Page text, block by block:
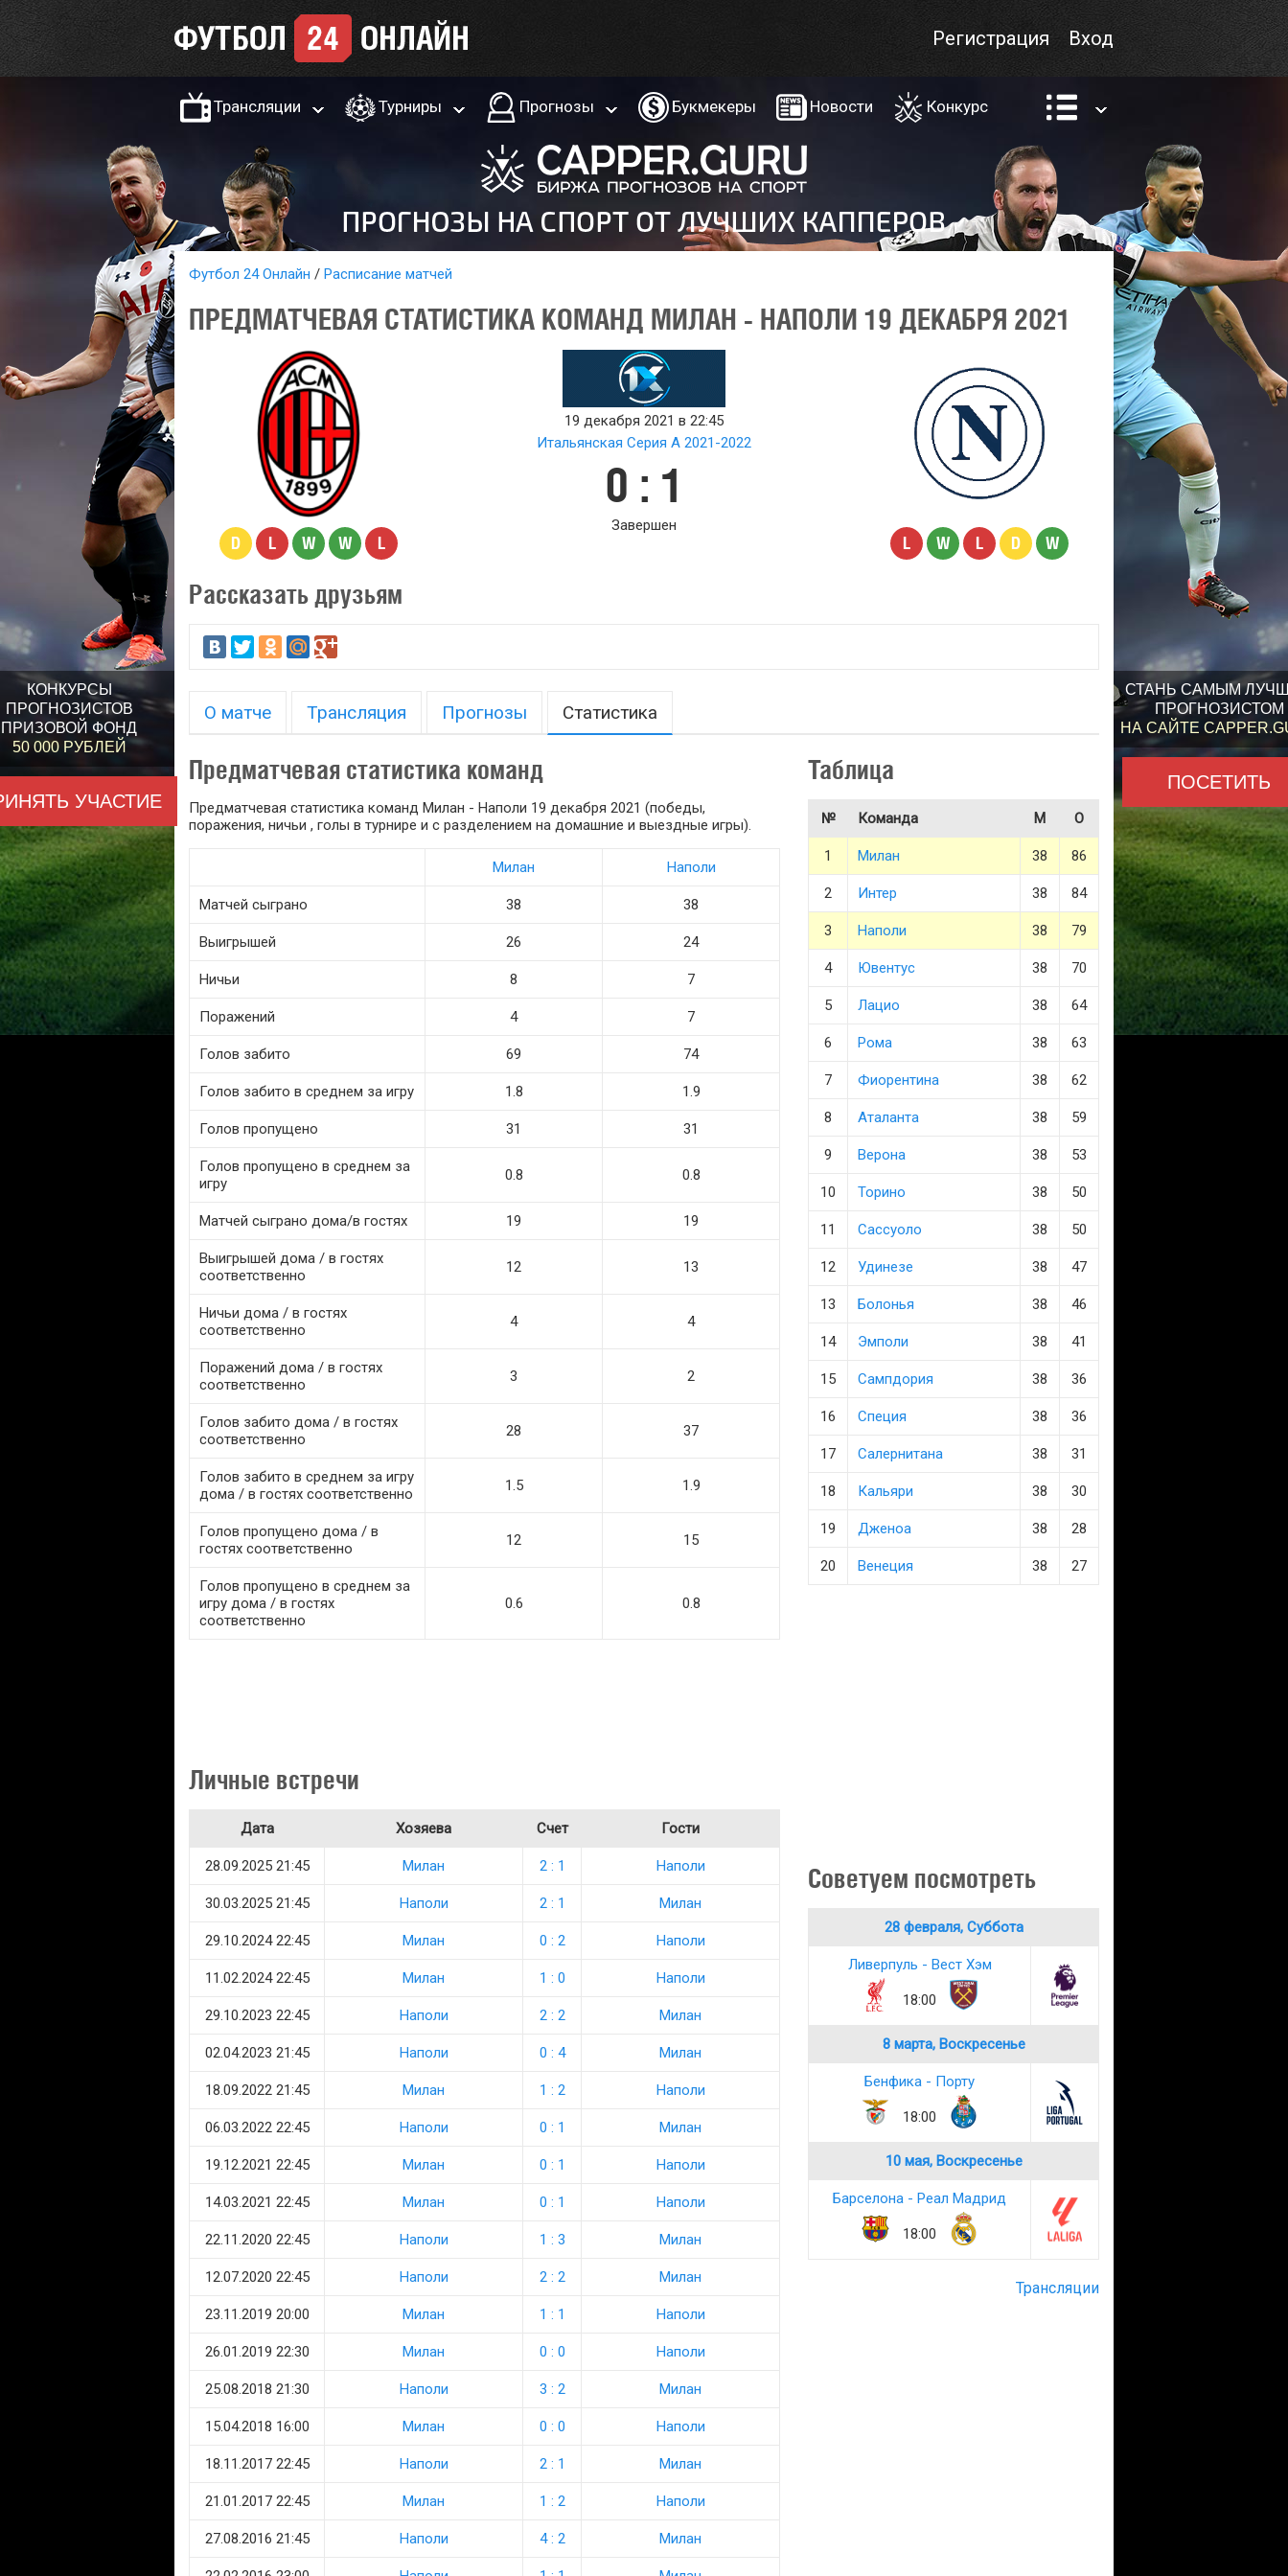
КОНКУРСЫ
ПРОГНОЗИСТОВ
ПРИЗОВОЙ ФОНД
50 000 РУБЛЕЙ
УЧАСТИЕ
СТАНЬ САМЫМ
ПРОГНОЗИСТОМ
НА САЙТЕ
ПОСЕТИТЬ
Вход
Регистрация
Трансляции Турниры Прогнозы Букмекеры Новости Конкурс
Футбол 24 Онлайн Расписание матчей
ПРЕДМАТЧЕВАЯ СТАТИСТИКА КОМАНД МИЛАН - НАПОЛИ 19 ДЕКАБРЯ 2021
D L W W L
19 декабря 2021 в 22:45
Итальянская Серия А 2021-2022
0 : 1
Завершен
L W L D W
Рассказать друзьям
О матче Трансляция Прогнозы Статистика
Предматчевая статистика команд
Предматчевая статистика команд Милан - Наполи 19 декабря 2021 (победы,
поражения, ничьи , голы в турнире и с разделением на домашние и выездные игры).
Милан Наполи
Матчей сыграно 38 38
Выигрышей 26 24
Ничьи 8 7
Поражений 4 7
Голов забито 69 74
Голов забито в среднем за игру 1.8 1.9
Голов пропущено 31 31
Голов пропущено в среднем за
игру
0.8 0.8
Матчей сыграно дома/в гостях 19 19
Выигрышей дома / в гостях
соответственно
12 13
Ничьи дома / в гостях
соответственно
4 4
Поражений дома / в гостях
соответственно
3 2
Голов забито дома / в гостях
соответственно
28 37
Голов забито в среднем за игру
дома / в гостях соответственно
1.5 1.9
Голов пропущено дома / в
гостях соответственно
12 15
Голов пропущено в среднем за
игру дома / в гостях
соответственно
0.6 0.8
Личные встречи
Дата Хозяева Счет Гости
28.09.2025 21:45 Милан 2 : 1 Наполи
30.03.2025 21:45 Наполи 2 : 1 Милан
29.10.2024 22:45 Милан 0 : 2 Наполи
11.02.2024 22:45 Милан 1 : 0 Наполи
29.10.2023 22:45 Наполи 2 : 2 Милан
02.04.2023 21:45 Наполи 0 : 4 Милан
18.09.2022 21:45 Милан 1 : 2 Наполи
06.03.2022 22:45 Наполи 0 : 1 Милан
19.12.2021 22:45 Милан 0 : 1 Наполи
14.03.2021 22:45 Милан 0 : 1 Наполи
22.11.2020 22:45 Наполи 1 : 3 Милан
12.07.2020 22:45 Наполи 2 : 2 Милан
23.11.2019 20:00 Милан 1 : 1 Наполи
26.01.2019 22:30 Милан 0 : 0 Наполи
25.08.2018 21:30 Наполи 3 : 2 Милан
15.04.2018 16:00 Милан 0 : 0 Наполи
18.11.2017 22:45 Наполи 2 : 1 Милан
21.01.2017 22:45 Милан 1 : 2 Наполи
27.08.2016 21:45 Наполи 4 : 2 Милан
Таблица
№ Команда М О
1 Милан 38 86
2 Интер 38 84
3 Наполи 38 79
4 Ювентус 38 70
5 Лацио 38 64
6 Рома 38 63
7 Фиорентина 38 62
8 Аталанта 38 59
9 Верона 38 53
10 Торино 38 50
11 Сассуоло 38 50
12 Удинезе 38 47
13 Болонья 38 46
14 Эмполи 38 41
15 Сампдория 38 36
16 Специя 38 36
17 Салернитана 38 31
18 Кальяри 38 30
19 Дженоа 38 28
20 Венеция 38 27
Советуем посмотреть
28 февраля, Суббота
Ливерпуль - Вест Хэм
18:00
8 марта, Воскресенье
Бенфика - Порту
18:00
10 мая, Воскресенье
Барселона - Реал Мадрид
18:00
Трансляции